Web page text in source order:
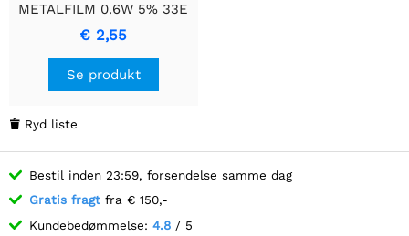
METALFILM 0.6W 5% 33E
Modstande - Høj ydeevne
€ 2,55
Se produkt
 Ryd liste
Bestil inden 23:59, forsendelse samme dag
Gratis fragt fra € 150,-
Kundebedømmelse: 4.8 / 5